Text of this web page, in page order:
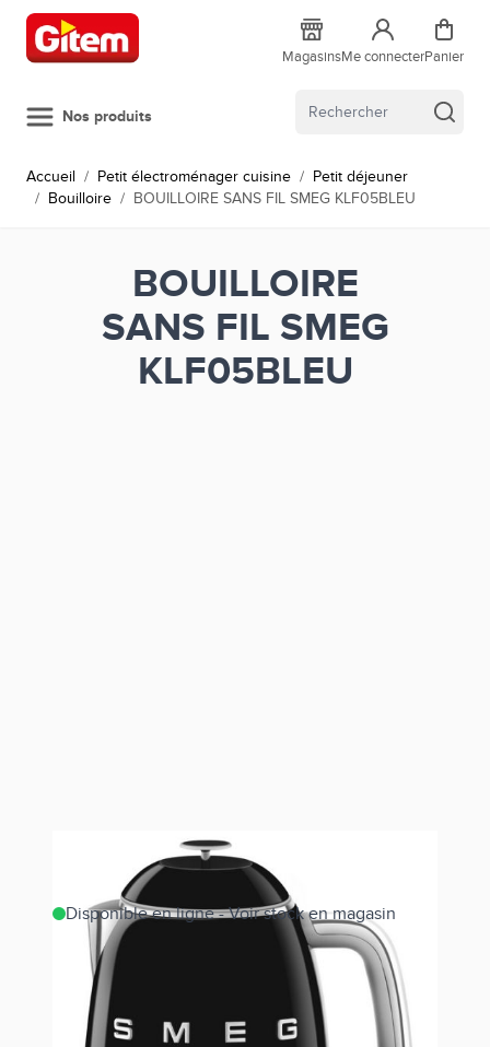
Allez au contenu
MagasinsMe connecterPanier
Nos produits
Accueil / Petit électroménager cuisine / Petit déjeuner
/ Bouilloire / BOUILLOIRE SANS FIL SMEG KLF05BLEU
BOUILLOIRE
SANS FIL SMEG
KLF05BLEU
Disponible en ligne - Voir stock en magasin
Estimer les frais de port
Référence KLF05BLEU